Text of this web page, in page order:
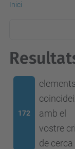
Inici
172
elements
amb el
vostre
de cerca